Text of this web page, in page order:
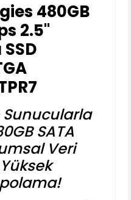
480GB
2.5''
Sunucularla
SATA
Veri